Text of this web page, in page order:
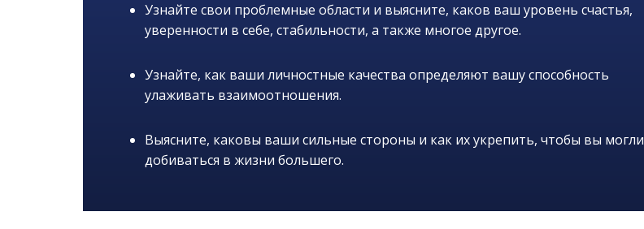
Узнайте свои проблемные области и выясните, каков ваш уровень счастья,
уверенности в себе, стабильности, а также многое другое.
Узнайте, как ваши личностные качества определяют вашу способность
улаживать взаимоотношения.
Выясните, каковы ваши сильные стороны и как их укрепить, чтобы вы могли
добиваться в жизни большего.